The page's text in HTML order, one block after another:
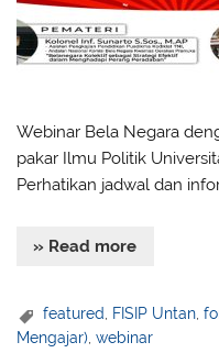
Webinar Bela Negara
pakar Ilmu Politik
Perhatikan jadwal dan
» Read more
featured FISIP Untan ,
Mengajar) ,webinar